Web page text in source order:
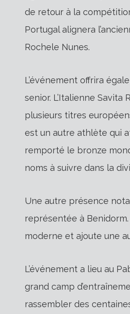
de retour à la
Portugal alignera
Rochele Nunes.
L’événement offrira
senior. L’Italienne
plusieurs titres
est un autre athlète qui
remporté le bronze
noms à suivre dans la
Une autre présence
représentée à
moderne et ajoute une
L’événement a lieu au
grand camp
rassembler des